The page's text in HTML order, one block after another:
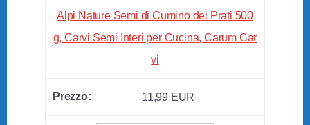
Alpi Nature Semi di Cumino dei Prati 500
g, Carvi Semi Interi per Cucina, Carum Car
vi
11,99 EUR